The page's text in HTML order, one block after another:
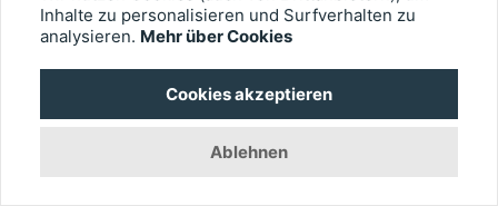
Inhalte zu personalisieren und Surfverhalten zu
analysieren. Mehr über Cookies
Cookies akzeptieren
Ablehnen